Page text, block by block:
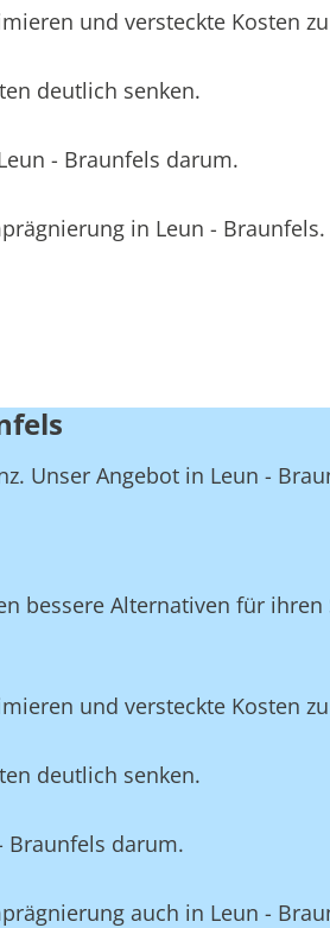
und versteckte Kosten
deutlich senken.
- Braunfels darum.
in Leun - Braunfels.
Unser Angebot in Leun -
bessere Alternativen für
und versteckte Kosten
deutlich senken.
Braunfels darum.
auch in Leun -